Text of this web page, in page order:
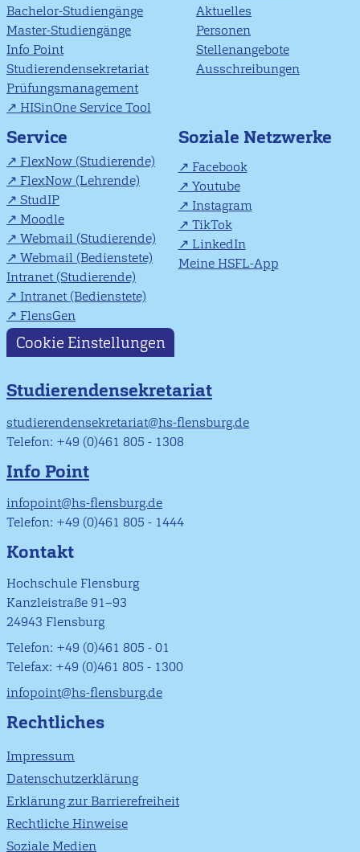
Bachelor-Studiengänge
Master-Studiengänge
Info Point
Studierendensekretariat
Prüfungsmanagement
HISinOne Service Tool
Aktuelles
Personen
Stellenangebote
Ausschreibungen
Service
FlexNow (Studierende)
FlexNow (Lehrende)
StudIP
Moodle
Webmail (Studierende)
Webmail (Bedienstete)
Intranet (Studierende)
Intranet (Bedienstete)
FlensGen
Soziale Netzwerke
Facebook
Youtube
Instagram
TikTok
LinkedIn
Meine HSFL-App
Cookie Einstellungen
Studierendensekretariat
studierendensekretariat@hs-flensburg.de
Telefon: +49 (0)461 805 - 1308
Info Point
infopoint@hs-flensburg.de
Telefon: +49 (0)461 805 - 1444
Kontakt
Hochschule Flensburg
Kanzleistraße 91–93
24943 Flensburg
Telefon: +49 (0)461 805 - 01
Telefax: +49 (0)461 805 - 1300
infopoint@hs-flensburg.de
Rechtliches
Impressum
Datenschutzerklärung
Erklärung zur Barrierefreiheit
Rechtliche Hinweise
Soziale Medien